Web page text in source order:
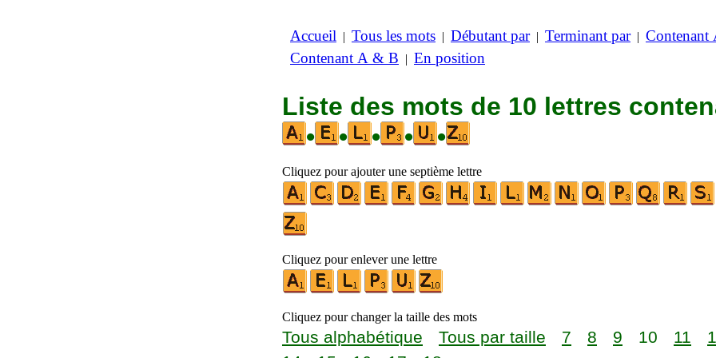
Accueil | Tous les mots | Débutant par| Terminant par| Contenant
Contenant A & B | En position
Liste des mots de 10 lettres
•
• • • •
Cliquez pour ajouter une septième lettre
Cliquez pour enlever une lettre
Cliquez pour changer la taille des mots
Tous alphabétique Tous par taille 7 8 9 10 11